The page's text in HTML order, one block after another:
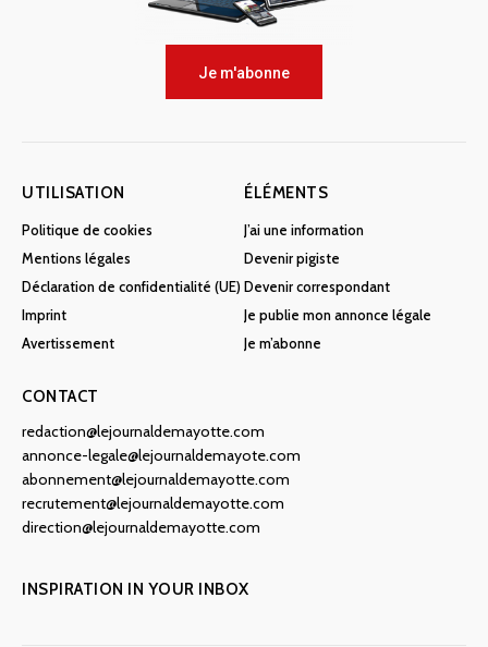
Je m'abonne
UTILISATION
Politique de cookies
Mentions légales
Déclaration de confidentialité (UE)
Imprint
Avertissement
ÉLÉMENTS
J’ai une information
Devenir pigiste
Devenir correspondant
Je publie mon annonce légale
Je m’abonne
CONTACT
redaction@lejournaldemayotte.com
annonce-legale@lejournaldemayote.com
abonnement@lejournaldemayotte.com
recrutement@lejournaldemayotte.com
direction@lejournaldemayotte.com
INSPIRATION IN YOUR INBOX